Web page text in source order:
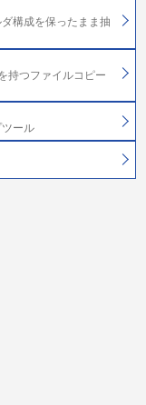
構成を保ったまま抽
持つファイルコピー
ール